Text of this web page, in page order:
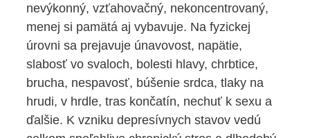
nevýkonný, vzťahovačný, nekoncentrovaný,
menej si pamätá aj vybavuje. Na fyzickej
úrovni sa prejavuje únavovost, napätie,
slabosť vo svaloch, bolesti hlavy, chrbtice,
brucha, nespavosť, búšenie srdca, tlaky na
hrudi, v hrdle, tras končatín, nechuť k sexu a
ďalšie. K vzniku depresívnych stavov vedú